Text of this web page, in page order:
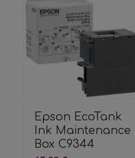
Epson EcoTank
Ink Maintenance
Box C9344